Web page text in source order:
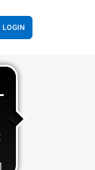
LOGIN